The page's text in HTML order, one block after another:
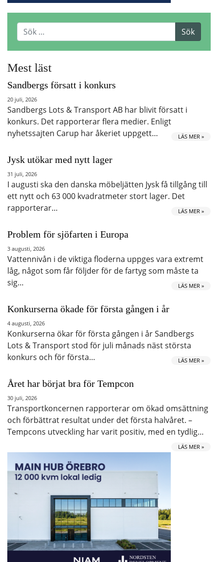
Mest läst
Sandbergs försatt i konkurs
20 juli, 2026
Sandbergs Lots & Transport AB har blivit försatt i
konkurs. Det rapporterar flera medier. Enligt
nyhetssajten Carup har åkeriet uppgett…
LÄS MER »
Jysk utökar med nytt lager
31 juli, 2026
I augusti ska den danska möbeljätten Jysk få tillgång till
ett nytt och 63 000 kvadratmeter stort lager. Det
rapporterar…
LÄS MER »
Problem för sjöfarten i Europa
3 augusti, 2026
Vattennivån i de viktiga floderna uppges vara extremt
låg, något som får följder för de fartyg som måste ta
sig…
LÄS MER »
Konkurserna ökade för första gången i år
4 augusti, 2026
Konkurserna ökar för första gången i år Sandbergs
Lots & Transport stod för juli månads näst största
konkurs och för första…
LÄS MER »
Året har börjat bra för Tempcon
30 juli, 2026
Transportkoncernen rapporterar om ökad omsättning
och förbättrat resultat under det första halvåret. –
Tempcons utveckling har varit positiv, med en tydlig…
LÄS MER »